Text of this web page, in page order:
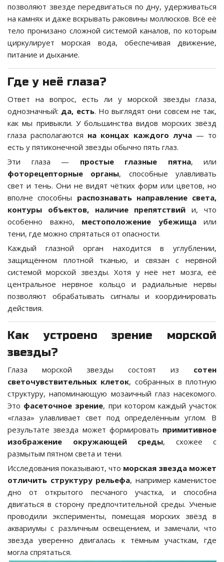
позволяют звезде передвигаться по дну, удерживаться
на камнях и даже вскрывать раковины моллюсков. Всё её
тело пронизано сложной системой каналов, по которым
циркулирует морская вода, обеспечивая движение,
питание и дыхание.
Где у неё глаза?
Ответ на вопрос, есть ли у морской звезды глаза,
однозначный: да, есть. Но выглядят они совсем не так,
как мы привыкли. У большинства видов морских звёзд
глаза располагаются на концах каждого луча— то
есть у пятиконечной звезды обычно пять глаз.
Эти глаза — простые глазные пятна, или
фоторецепторные органы, способные улавливать
свет и тень. Они не видят чётких форм или цветов, но
вполне способны распознавать направление света,
контуры объектов, наличие препятствий и, что
особенно важно, местоположение убежищаили
тени, где можно спрятаться от опасности.
Каждый глазной орган находится в углублении,
защищённом плотной тканью, и связан с нервной
системой морской звезды. Хотя у неё нет мозга, её
центральное нервное кольцо и радиальные нервы
позволяют обрабатывать сигналы и координировать
действия.
Как устроено зрение морской
звезды?
Глаза морской звезды состоят из сотен
светочувствительных клеток, собранных в плотную
структуру, напоминающую мозаичный глаз насекомого.
Это фасеточное зрение, при котором каждый участок
«глаза» улавливает свет под определённым углом. В
результате звезда может формировать примитивное
изображение окружающей среды, схожее с
размытым пятном света и тени.
Исследования показывают, что морская звезда может
отличить структуру рельефа, например каменистое
дно от открытого песчаного участка, и способна
двигаться в сторону предпочтительной среды. Ученые
проводили эксперименты, помещая морских звёзд в
аквариумы с различным освещением, и замечали, что
звезда уверенно двигалась к тёмным участкам, где
могла спрятаться.